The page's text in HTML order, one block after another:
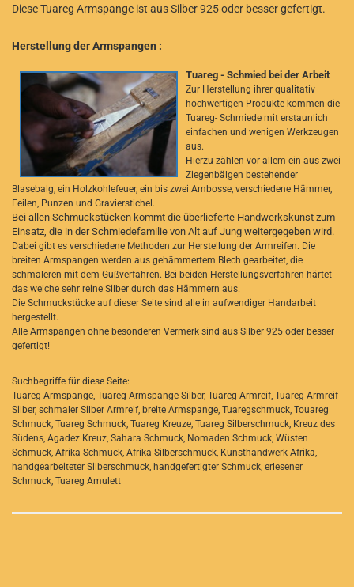
Diese Tuareg Armspange ist aus Silber 925 oder besser gefertigt.
Herstellung der Armspangen :
Tuareg - Schmied bei der Arbeit
Zur Herstellung ihrer qualitativ
hochwertigen Produkte kommen die
Tuareg- Schmiede mit erstaunlich
einfachen und wenigen Werkzeugen
aus.
Hierzu zählen vor allem ein aus zwei
Ziegenbälgen bestehender
Blasebalg, ein Holzkohlefeuer, ein bis zwei Ambosse, verschiedene Hämmer,
Feilen, Punzen und Gravierstichel.
Bei allen Schmuckstücken kommt die überlieferte Handwerkskunst zum
Einsatz, die in der Schmiedefamilie von Alt auf Jung weitergegeben wird.
Dabei gibt es verschiedene Methoden zur Herstellung der Armreifen. Die
breiten Armspangen werden aus gehämmertem Blech gearbeitet, die
schmaleren mit dem Gußverfahren. Bei beiden Herstellungsverfahren härtet
das weiche sehr reine Silber durch das Hämmern aus.
Die Schmuckstücke auf dieser Seite sind alle in aufwendiger Handarbeit
hergestellt.
Alle Armspangen ohne besonderen Vermerk sind aus Silber 925 oder besser
gefertigt!
Suchbegriffe für diese Seite:
Tuareg Armspange, Tuareg Armspange Silber, Tuareg Armreif, Tuareg Armreif
Silber, schmaler Silber Armreif, breite Armspange, Tuaregschmuck, Touareg
Schmuck, Tuareg Schmuck, Tuareg Kreuze, Tuareg Silberschmuck, Kreuz des
Südens, Agadez Kreuz, Sahara Schmuck, Nomaden Schmuck, Wüsten
Schmuck, Afrika Schmuck, Afrika Silberschmuck, Kunsthandwerk Afrika,
handgearbeiteter Silberschmuck, handgefertigter Schmuck, erlesener
Schmuck, Tuareg Amulett